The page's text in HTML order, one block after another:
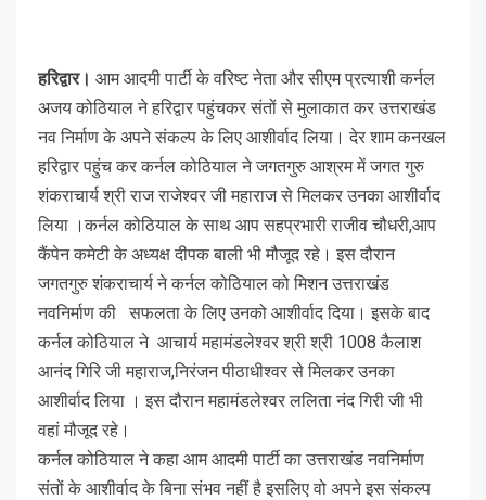
हरिद्वार। आम आदमी पार्टी के वरिष्ट नेता और सीएम प्रत्याशी कर्नल
अजय कोठियाल ने हरिद्वार पहुंचकर संतों से मुलाकात कर उत्तराखंड
नव निर्माण के अपने संकल्प के लिए आशीर्वाद लिया। देर शाम कनखल
हरिद्वार पहुंच कर कर्नल कोठियाल ने जगतगुरु आश्रम में जगत गुरु
शंकराचार्य श्री राज राजेश्वर जी महाराज से मिलकर उनका आशीर्वाद
लिया ।कर्नल कोठियाल के साथ आप सहप्रभारी राजीव चौधरी,आप
कैंपेन कमेटी के अध्यक्ष दीपक बाली भी मौजूद रहे। इस दौरान
जगतगुरु शंकराचार्य ने कर्नल कोठियाल को मिशन उत्तराखंड
नवनिर्माण की सफलता के लिए उनको आशीर्वाद दिया। इसके बाद
कर्नल कोठियाल ने आचार्य महामंडलेश्वर श्री श्री 1008 कैलाश
आनंद गिरि जी महाराज,निरंजन पीठाधीश्वर से मिलकर उनका
आशीर्वाद लिया । इस दौरान महामंडलेश्वर ललिता नंद गिरी जी भी
वहां मौजूद रहे।
कर्नल कोठियाल ने कहा आम आदमी पार्टी का उत्तराखंड नवनिर्माण
संतों के आशीर्वाद के बिना संभव नहीं है इसलिए वो अपने इस संकल्प